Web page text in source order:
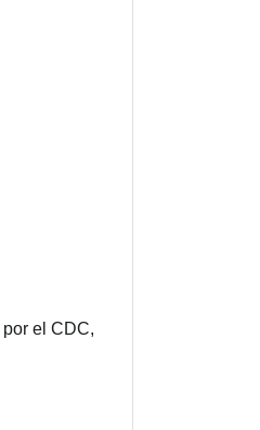
el CDC,